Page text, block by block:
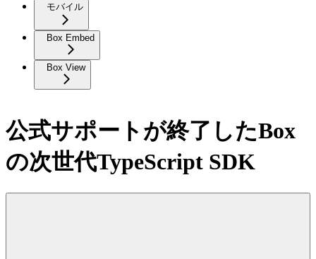
モバイル
Box Embed
Box View
公式サポートが終了したBox
の次世代TypeScript SDK